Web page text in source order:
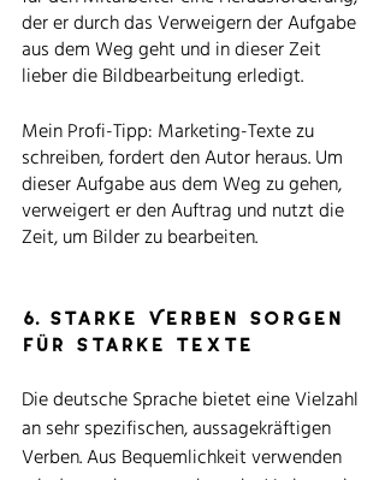
der er durch das Verweigern der Aufgabe
aus dem Weg geht und in dieser Zeit
lieber die Bildbearbeitung erledigt.
Mein Profi-Tipp: Marketing-Texte zu
schreiben, fordert den Autor heraus. Um
dieser Aufgabe aus dem Weg zu gehen,
verweigert er den Auftrag und nutzt die
Zeit, um Bilder zu bearbeiten.
6. Starke Verben sorgen
für starke Texte
Die deutsche Sprache bietet eine Vielzahl
an sehr spezifischen, aussagekräftigen
Verben. Aus Bequemlichkeit verwenden